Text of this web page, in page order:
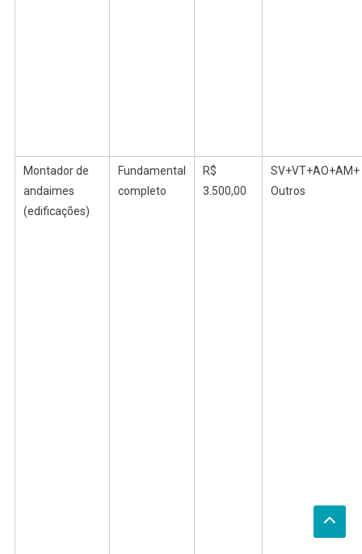
Montador de
andaimes
(edificações)
Fundamental
completo
R$
3.500,00
SV+VT+AO+AM+
Outros